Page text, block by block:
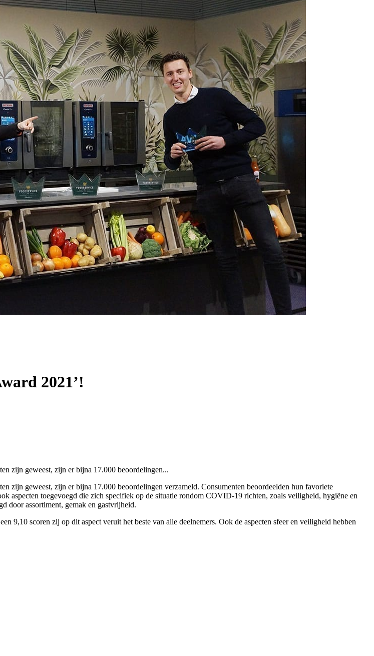
2021’!
zijn geweest, zijn er bijna 17.000 beoordelingen...
zijn geweest, zijn er bijna 17.000 beoordelingen verzameld. Consumenten beoordeelden hun favoriete
aspecten toegevoegd die zich specifiek op de situatie rondom COVID-19 richten, zoals veiligheid, hygiëne en
door assortiment, gemak en gastvrijheid.
9,10 scoren zij op dit aspect veruit het beste van alle deelnemers. Ook de aspecten sfeer en veiligheid hebben